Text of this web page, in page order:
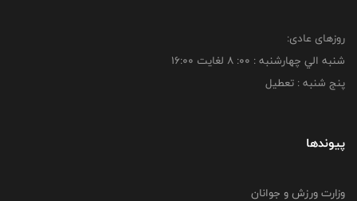
روزهای عادی:
شنبه الي چهارشنبه : 00: 8 لغايت 16:00
پنج شنبه : تعطیل
پیوندها
وزارت ورزش و جوانان